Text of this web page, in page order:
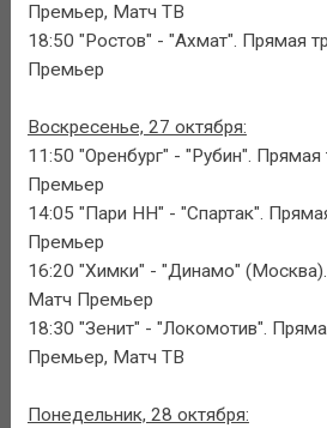
Премьер, Матч ТВ
18:50 "Ростов" - "Ахмат". Прямая
Премьер
Воскресенье, 27 октября:
11:50 "Оренбург" - "Рубин". Прямая
Премьер
14:05 "Пари НН" - "Спартак".
Премьер
16:20 "Химки" - "Динамо"
Матч Премьер
18:30 "Зенит" - "Локомотив".
Премьер, Матч ТВ
Понедельник, 28 октября: